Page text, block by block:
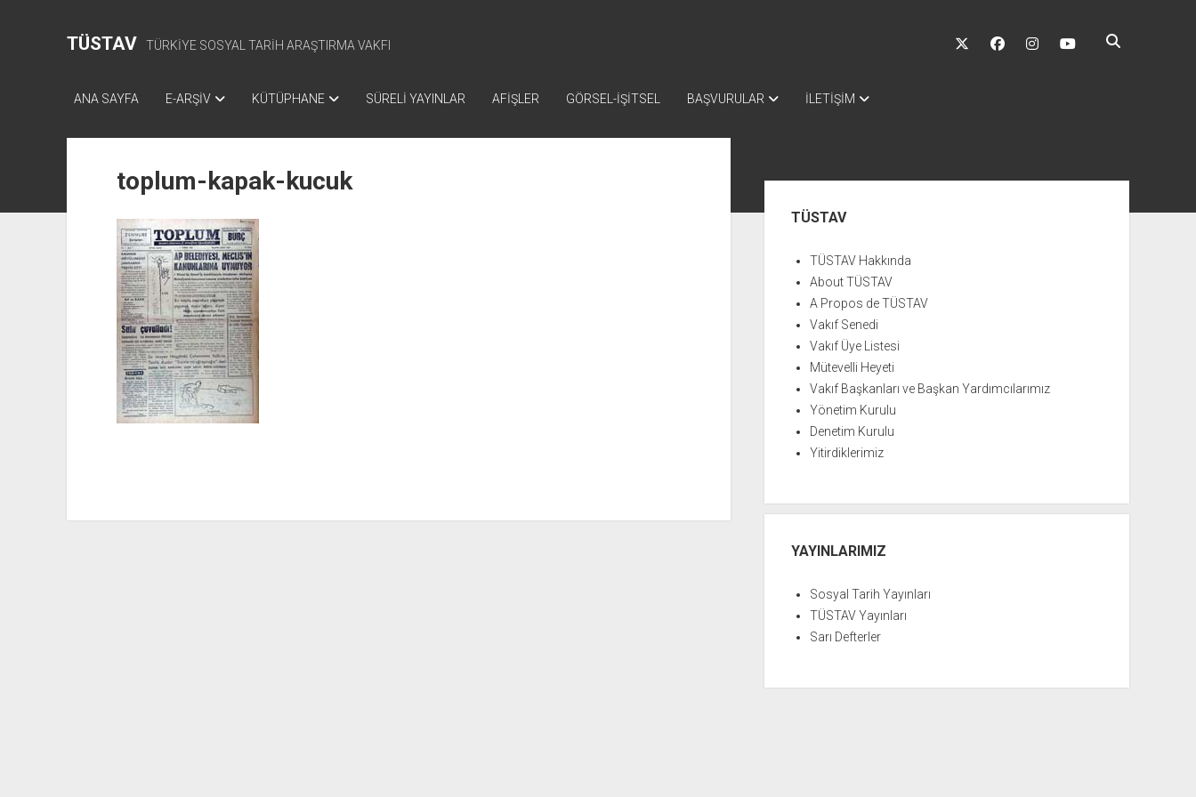
TÜSTAV TÜRKİYE SOSYAL TARİH ARAŞTIRMA VAKFI
twitter facebookinstagramyoutube
ANA SAYFA E-ARŞİV KÜTÜPHANE SÜRELİ YAYINLAR AFİŞLER GÖRSEL-İŞİTSEL BAŞVURULAR İLETİŞİM
toplum-kapak-kucuk
MenüTÜSTAV
TÜSTAV Hakkında
About TÜSTAV
A Propos de TÜSTAV
Vakıf Senedi
Vakıf Üye Listesi
Mütevelli Heyeti
Vakıf Başkanları ve Başkan Yardımcılarımız
Yönetim Kurulu
Denetim Kurulu
Yitirdiklerimiz
YAYINLARIMIZ
Sosyal Tarih Yayınları
TÜSTAV Yayınları
Sarı Defterler